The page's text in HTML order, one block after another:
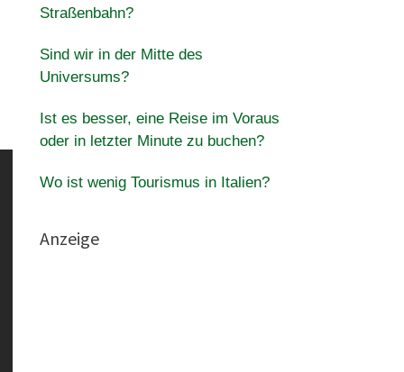
Straßenbahn?
Sind wir in der Mitte des
Universums?
Ist es besser, eine Reise im Voraus
oder in letzter Minute zu buchen?
Wo ist wenig Tourismus in Italien?
Anzeige